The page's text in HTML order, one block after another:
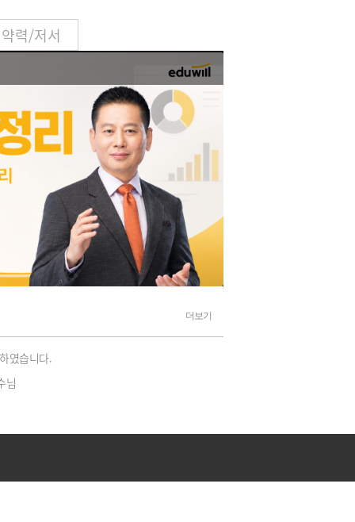
약력/저서
더보기
리티 진짜 미쳤네요
회계 초짜를 회계 고수로 키워내는 양수겸장 김양수 교수님!
로그인 했습니다. 1차 합격
였습니다.
님
사